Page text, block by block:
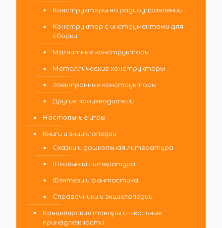
Конструкторы на радиоуправлении
Конструктор с инструментами для
сборки
Магнитные конструкторы
Металлические конструкторы
Электронные конструкторы
Другие производители
Настольные игры
Книги и энциклопедии
Сказки и дошкольная литература
Школьная литература
Фэнтези и фантастика
Справочники и энциклопедии
Канцелярские товары и школьные
принадлежности